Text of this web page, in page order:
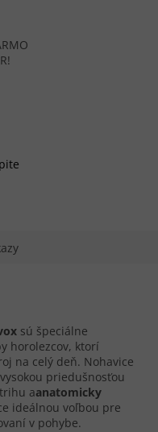
sú špeciálne
horolezcov, ktorí
na celý deň. Nohavice
priedušnosťou
aanatomicky
ideálnou voľbou pre
v pohybe.